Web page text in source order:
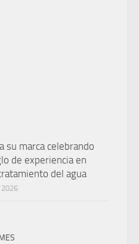
su marca celebrando
de experiencia en
del agua
2026